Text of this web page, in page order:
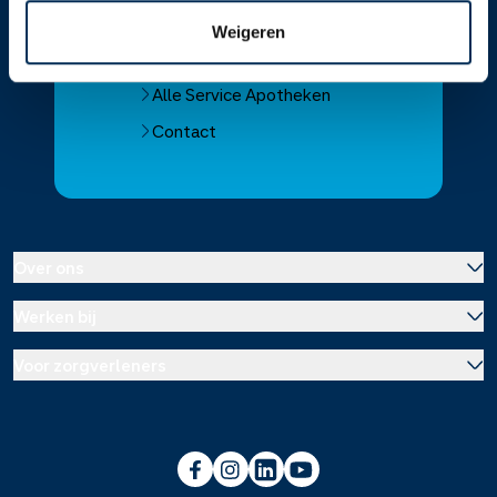
Weigeren
Vind je apotheek
Download de app 📲
Alle Service Apotheken
Contact
Franchise informatie
Voorlichting scholen